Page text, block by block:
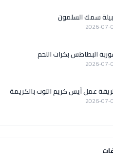
سمك السلمون
2026-07-
البطاطس بكرات اللحم
2026-07-
عمل آيس كريم التوت بالكريمة
2026-07-